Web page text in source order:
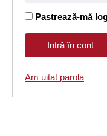
Pastrează-mă
Am uitat parola